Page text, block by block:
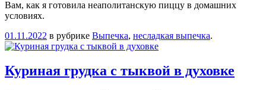
Вам, как я готовила неаполитанскую пиццу в домашних
условиях.
01.11.2022 в рубрике Выпечка, несладкая выпечка.
Куриная грудка с тыквой в духовке